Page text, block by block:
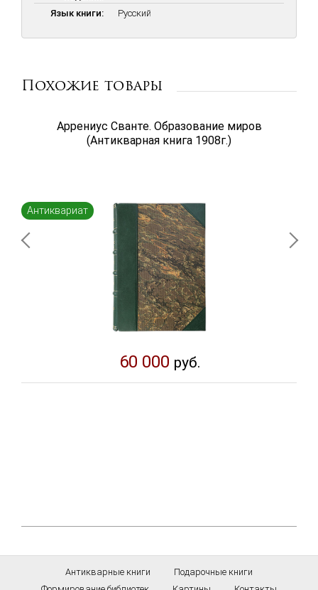
Язык книги: Русский
Похожие товары
Аррениус Сванте. Образование миров
(Антикварная книга 1908г.)
Антиквариат
60 000 руб.
Антикварные книги
Подарочные книги